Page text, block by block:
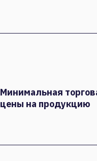
Минимальная
цены на продукцию